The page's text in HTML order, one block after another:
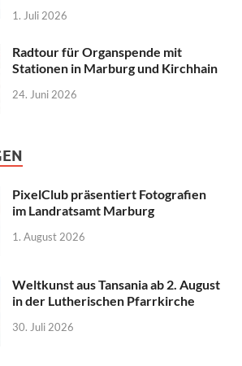
1. Juli 2026
Radtour für Organspende mit
Stationen in Marburg und Kirchhain
24. Juni 2026
PixelClub präsentiert Fotografien
im Landratsamt Marburg
1. August 2026
Weltkunst aus Tansania ab 2. August
in der Lutherischen Pfarrkirche
30. Juli 2026